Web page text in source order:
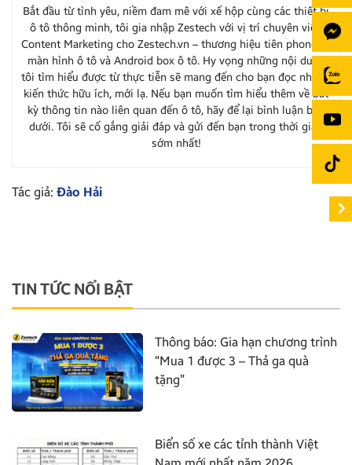
Bắt đầu từ tình yêu, niềm đam mê với xế hộp cùng các thiết bị
ô tô thông minh, tôi gia nhập Zestech với vị trí chuyên viên
Content Marketing cho Zestech.vn – thương hiệu tiên phong về
màn hình ô tô và Android box ô tô. Hy vọng những nội dung
tôi tìm hiểu được từ thực tiễn sẽ mang đến cho bạn đọc những
kiến thức hữu ích, mới lạ. Nếu bạn muốn tìm hiểu thêm về bất
kỳ thông tin nào liên quan đến ô tô, hãy để lại bình luận bên
dưới. Tôi sẽ cố gắng giải đáp và gửi đến bạn trong thời gian
sớm nhất!
Tác giả: Đào Hải
TIN TỨC NỔI BẬT
Thông báo: Gia hạn chương trình
“Mua 1 được 3 – Thả ga quà
tặng”
Biển số xe các tỉnh thành Việt